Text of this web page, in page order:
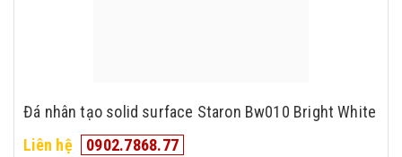
Đá nhân tạo solid surface Staron Bw010 Bright White
Liên hệ
0902.7868.77